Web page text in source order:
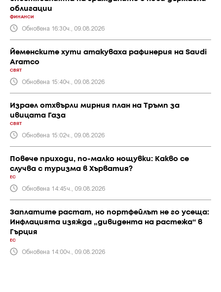
облигации
ФИНАНСИ
Обновена 16:30ч., 09.08.2026
Йеменските хути атакуваха рафинерия на Saudi
Aramco
СВЯТ
Обновена 15:40ч., 09.08.2026
Израел отхвърли мирния план на Тръмп за
ивицата Газа
СВЯТ
Обновена 15:02ч., 09.08.2026
Повече приходи, по-малко нощувки: Какво се
случва с туризма в Хърватия?
ЕС
Обновена 14:45ч., 09.08.2026
Заплатите растат, но портфейлът не го усеща:
Инфлацията изяжда „дивидента на растежа“ в
Гърция
ЕС
Обновена 14:00ч., 09.08.2026